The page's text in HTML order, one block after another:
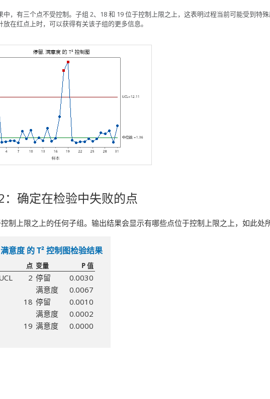
中，有三个点不受控制。子组 2、18 和 19 位于控制上限之上，这表明过程当前可能受到特殊
放在红点上时，可以获得有关该子组的更多信息。
：确定在检验中失败的点
制上限之上的任何子组。输出结果会显示有哪些点位于控制上限之上，如此处
意度 的 T² 控制图检验结果
点 变量 P 值
2 停留
0.0030
满意度
0.0067
18 停留
0.0010
满意度
0.0002
19 满意度 0.0000